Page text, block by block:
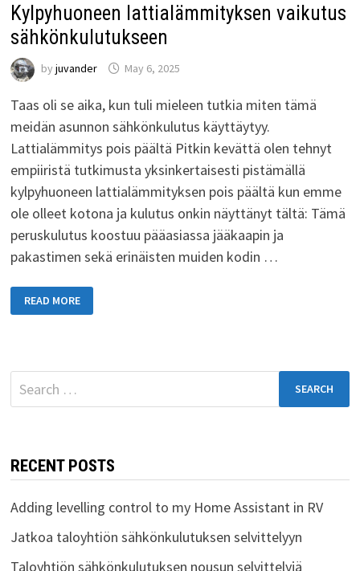
Kylpyhuoneen lattialämmityksen vaikutus
sähkönkulutukseen
by juvander May 6, 2025
Taas oli se aika, kun tuli mieleen tutkia miten tämä
meidän asunnon sähkönkulutus käyttäytyy.
Lattialämmitys pois päältä Pitkin kevättä olen tehnyt
empiiristä tutkimusta yksinkertaisesti pistämällä
kylpyhuoneen lattialämmityksen pois päältä kun emme
ole olleet kotona ja kulutus onkin näyttänyt tältä: Tämä
peruskulutus koostuu pääasiassa jääkaapin ja
pakastimen sekä erinäisten muiden kodin …
LATTIALÄMMITYKSEN
VAIKUTUS
READ MORE
Search
for:
RECENT POSTS
Adding levelling control to my Home Assistant in RV
Jatkoa taloyhtiön sähkönkulutuksen selvittelyyn
Taloyhtiön sähkönkulutuksen nousun selvittelyjä